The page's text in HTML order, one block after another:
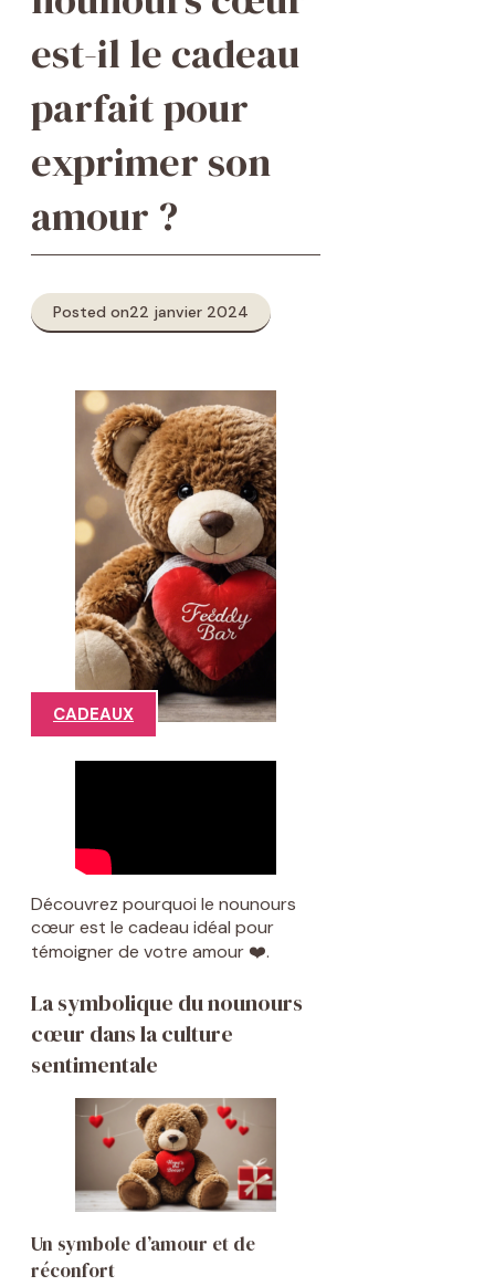
est-il le cadeau
parfait pour
exprimer son
amour ?
Posted on22 janvier 2024
CADEAUX
Découvrez pourquoi le nounours
cœur est le cadeau idéal pour
témoigner de votre amour ❤️.
La symbolique du nounours
cœur dans la culture
sentimentale
Un symbole d’amour et de
réconfort